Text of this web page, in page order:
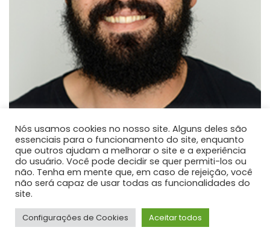
Paulo José dos Reis
PROFESSOR DE ENSINO SUPERIOR
Atualmente é professor adjunto na Universidade
Nós usamos cookies no nosso site. Alguns deles são
essenciais para o funcionamento do site, enquanto
que outros ajudam a melhorar o site e a experiência
do usuário. Você pode decidir se quer permiti-los ou
não. Tenha em mente que, em caso de rejeição, você
não será capaz de usar todas as funcionalidades do
site.
Configurações de Cookies Aceitar todos